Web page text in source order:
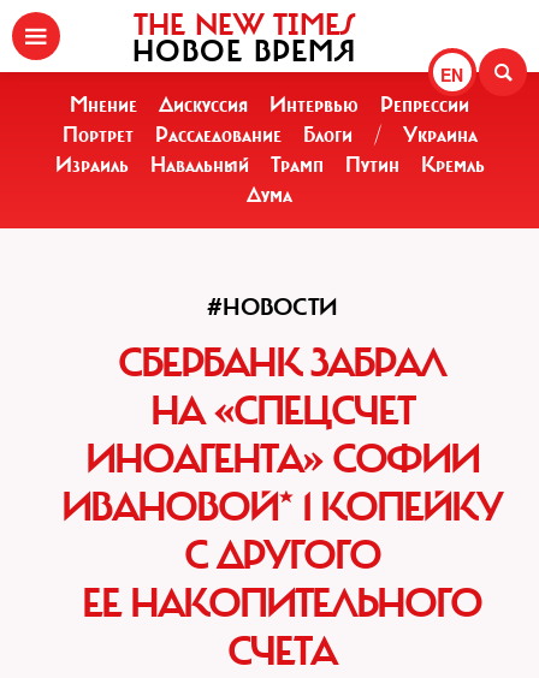
EN
THE NEW TIMES
НОВОЕ ВРЕМЯ
Мнение Дискуссия Интервью
Репрессии
Портрет
Расследование Блоги /
Украина
Израиль
Навальный Трамп Путин
Кремль
Дума
#НОВОСТИ
СБЕРБАНК ЗАБРАЛ
НА «СПЕЦСЧЕТ
ИНОАГЕНТА» СОФИИ
ИВАНОВОЙ* 1 КОПЕЙКУ
С ДРУГОГО
ЕЕ НАКОПИТЕЛЬНОГО
СЧЕТА